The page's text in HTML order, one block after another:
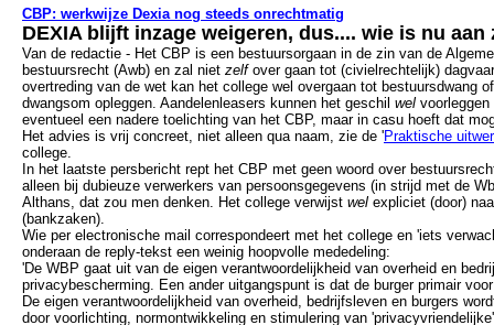
CBP: werkwijze Dexia nog steeds onrechtmatig
DEXIA blijft inzage weigeren, dus.... wie is nu aan
Van de redactie - Het CBP is een bestuursorgaan in de zin van de
bestuursrecht (Awb) en zal niet zelfover gaan tot (civielrechtelijk)
overtreding van de wet kan het college wel overgaan tot bestuursdwang
dwangsom opleggen. Aandelenleasers kunnen het geschil wel
eventueel een nadere toelichting van het CBP, maar in casu hoeft dat
Het advies is vrij concreet, niet alleen qua naam, zie de 'Praktische
college.
In het laatste persbericht rept het CBP met geen woord over
alleen bij dubieuze verwerkers van persoonsgegevens (in strijd met de
Althans, dat zou men denken. Het college verwijst wel expliciet (door)
(bankzaken).
Wie per electronische mail correspondeert met het college en 'iets
onderaan de reply-tekst een weinig hoopvolle mededeling:
'De WBP gaat uit van de eigen verantwoordelijkheid van overheid en
privacybescherming. Een ander uitgangspunt is dat de burger primair
De eigen verantwoordelijkheid van overheid, bedrijfsleven en burgers
door voorlichting, normontwikkeling en stimulering van